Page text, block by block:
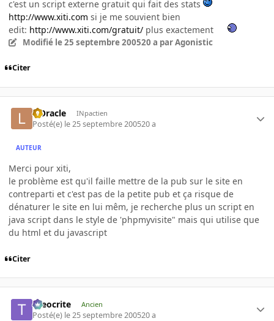
c'est un script externe gratuit qui fait des stats
http://www.xiti.com si je me souvient bien
edit: http://www.xiti.com/gratuit/ plus exactement
Modifié le 25 septembre 200520 a par Agonistic
Citer
L'Oracle INpactien
Posté(e) le 25 septembre 200520 a
AUTEUR
Merci pour xiti,
le problème est qu'il faille mettre de la pub sur le site en
contreparti et c'est pas de la petite pub et ça risque de
dénaturer le site en lui mêm, je recherche plus un script en
java script dans le style de 'phpmyvisite" mais qui utilise que
du html et du javascript
Citer
theocrite Ancien
Posté(e) le 25 septembre 200520 a